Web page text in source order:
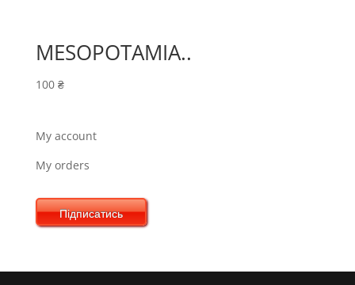
MESOPOTAMIA..
100 ₴
My account
My orders
Підписатись